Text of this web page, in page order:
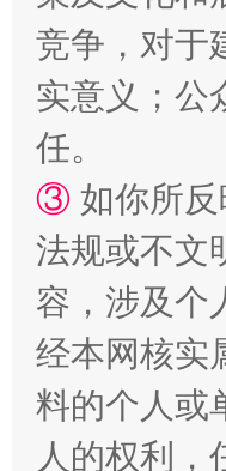
招工难、用
竞争，对于
实意义；公
任。
③ 如你所
法规或不文
容，涉及个
经本网核实
料的个人或
人的权利，